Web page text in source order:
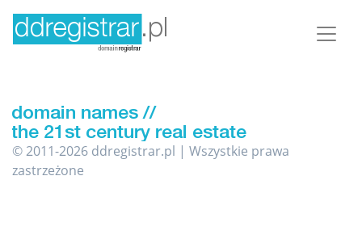
© 2011-2026 ddregistrar.pl | Wszystkie prawa
zastrzeżone